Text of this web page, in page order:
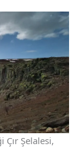
Şelalesi,